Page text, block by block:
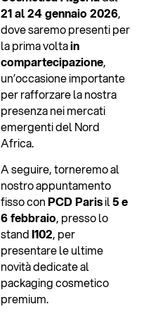
21 al 24 gennaio 2026,
dove saremo presenti per
la prima voltain
compartecipazione,
un’occasione importante
per rafforzare la nostra
presenza nei mercati
emergenti del Nord
Africa.
A seguire, torneremo al
nostro appuntamento
fisso con PCD Parisil5 e
6 febbraio, presso lo
stand I102, per
presentare le ultime
novità dedicate al
packaging cosmetico
premium.